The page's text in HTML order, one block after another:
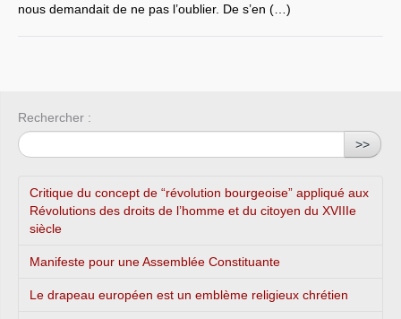
nous demandait de ne pas l’oublier. De s’en (…)
Rechercher :
>>
Critique du concept de “révolution bourgeoise” appliqué aux
Révolutions des droits de l’homme et du citoyen du XVIIIe
siècle
Manifeste pour une Assemblée Constituante
Le drapeau européen est un emblème religieux chrétien